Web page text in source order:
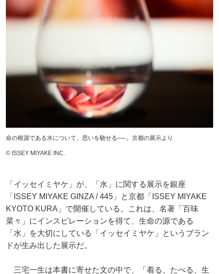
命の根源である水について、思いを馳せる──。京都の展示より
©︎ ISSEY MIYAKE INC.
「イッセイミヤケ」が、「水」に関する展示を銀座
「ISSEY MIYAKE GINZA / 445」と京都「ISSEY MIYAKE
KYOTO KURA」で開催している。これは、名著「百味
菜々」にインスピレーションを得て、生命の源である
「水」を大切にしている「イッセイミヤケ」というブラン
ドが生み出した展示だ。
三宅一生は本書に寄せた文の中で、「着る、たべる、生